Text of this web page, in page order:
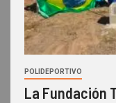
POLIDEPORTIVO
La Fundación